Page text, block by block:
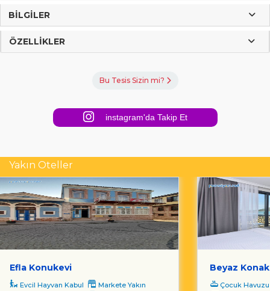
BILGILER
ÖZELLIKLER
Bu Tesis Sizin mi?
instagram'da Takip Et
Yakın Oteller
Efla Konukevi
Evcil Hayvan Kabul
Markete Yakın
Beyaz
Çocuk Havuzu